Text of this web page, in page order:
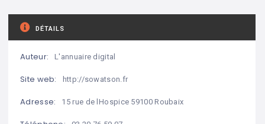
DÉTAILS
Auteur: L'annuaire digital
Site web: http://sowatson.fr
Adresse: 15 rue de lHospice 59100 Roubaix